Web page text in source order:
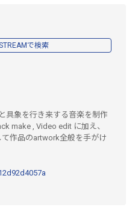
で検索
具象を行き来する音楽を制作
make , Video edit に加え、
作品のartwork全般を手がけ